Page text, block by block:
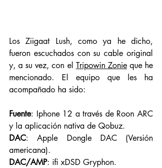
Los Ziigaat Lush, como ya he dicho,
fueron escuchados con su cable original
y, a su vez, con el Tripowin Zonie que he
mencionado. El equipo que les ha
acompañado ha sido:
Fuente: Iphone 12 a través de Roon ARC
y la aplicación nativa de Qobuz.
DAC: Apple Dongle DAC (Versión
americana).
DAC/AMP: ifi xDSD Gryphon.